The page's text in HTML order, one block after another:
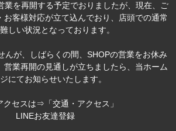
業を再開する予定でおりましたが、現在、ご
お客様対応が立て込んでおり、店頭での通常
しい状況となっております。
んが、しばらくの間、SHOPの営業をお休み
営業再開の見通しが立ちましたら、当ホーム
にてお知らせいたします。
クセスは⇒ 「交通・アクセス」
LINEお友達登録